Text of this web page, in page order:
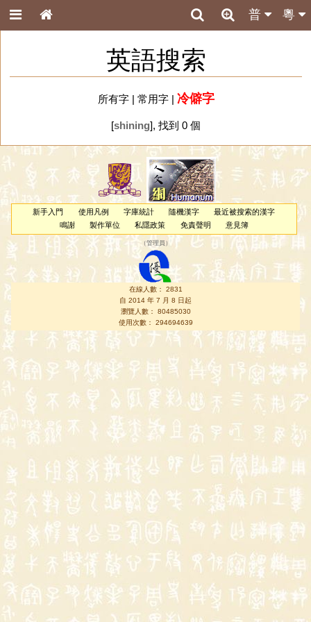
粵
普
英語搜索
所有字| 常用字| 冷僻字
[shining], 找到 0 個
新手入門 使用凡例 字庫統計 隨機漢字
最近被搜索的漢字
鳴謝
製作單位 私隱政策 免責聲明 意見簿
（管理員 ）
在線人數： 2831
自 2014 年 7 月 8 日起
瀏覽人數： 80485030
使用次數： 294694639